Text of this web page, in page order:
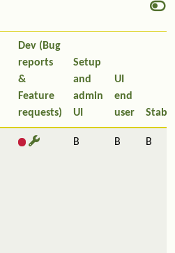
Dev (Bug
reports
&
Feature
requests)
Setup
and
admin
UI
UI
end
user
B B B